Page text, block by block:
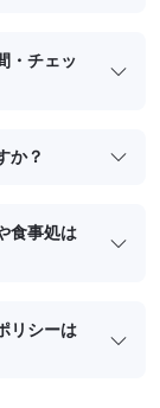
・チェッ
か？
食事処は
リシーは